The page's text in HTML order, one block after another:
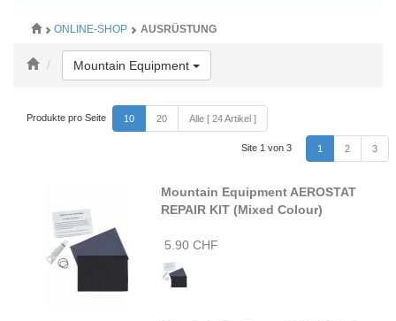
ONLINE-SHOP AUSRÜSTUNG
Mountain Equipment Toggle Dropdown
Produkte pro Seite 10 20 Alle [ 24 Artikel ]
Site 1 von 3 1 2 3
Mountain Equipment AEROSTAT
REPAIR KIT (Mixed Colour)
5.90 CHF